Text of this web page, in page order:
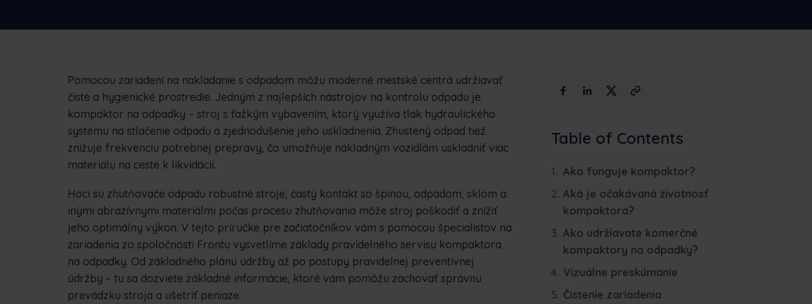
Pomocou zariadení na nakladanie s odpadom môžu moderné mestské centrá udržiavať
čisté a hygienické prostredie. Jedným z najlepších nástrojov na kontrolu odpadu je
kompaktor na odpadky – stroj s ťažkým vybavením, ktorý využíva tlak hydraulického
systému na stlačenie odpadu a zjednodušenie jeho uskladnenia. Zhustený odpad tiež
znižuje frekvenciu potrebnej prepravy, čo umožňuje nákladným vozidlám uskladniť viac
materiálu na ceste k likvidácii.
Hoci sú zhutňovače odpadu robustné stroje, častý kontakt so špinou, odpadom, sklom a
inými abrazívnymi materiálmi počas procesu zhutňovania môže stroj poškodiť a znížiť
jeho optimálny výkon. V tejto príručke pre začiatočníkov vám s pomocou špecialistov na
zariadenia zo spoločnosti Frontu vysvetlíme základy pravidelného servisu kompaktora
na odpadky. Od základného plánu údržby až po postupy pravidelnej preventívnej
údržby – tu sa dozviete základné informácie, ktoré vám pomôžu zachovať správnu
prevádzku stroja a ušetriť peniaze.
Table of Contents
Ako funguje kompaktor?
Aká je očakávaná životnosť
kompaktora?
Ako udržiavate komerčné
kompaktory na odpadky?
Vizuálne preskúmanie
Čistenie zariadenia